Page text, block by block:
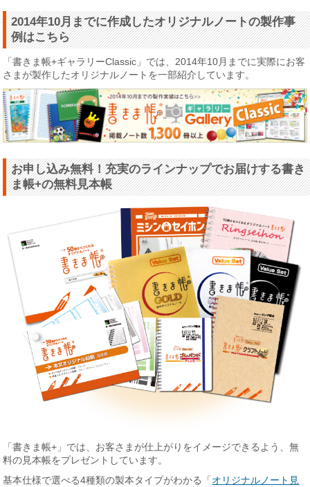
2014年10月までに作成したオリジナルノートの製作事
例はこちら
「書きま帳+ギャラリーClassic」では、2014年10月までに実際にお客
さまが製作したオリジナルノートを一部紹介しています。
お申し込み無料！充実のラインナップでお届けする書き
ま帳+の無料見本帳
「書きま帳+」では、お客さまが仕上がりをイメージできるよう、無
料の見本帳をプレゼントしています。
基本仕様で選べる4種類の製本タイプがわかる「 オリジナルノート見